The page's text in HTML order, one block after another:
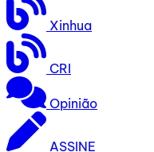
Xinhua
CRI
Opinião
ASSINE